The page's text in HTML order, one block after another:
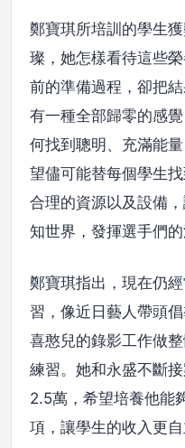
鄭寶琪所培訓的學生
璨，她怎樣看待這些
前的準備過程，卻把
有一種全部歸零的感
何找到聰明、充滿能
望儘可能替每個學生
合理的資源以及設備
知世界，發揮選手們的
鄭寶琪指出，現在仍
習，像近日藝人帶頭
喜憨兒的錄影工作做
練習。她和永盛不斷
2.5萬，希望培養他能
項，讓學生的收入更自